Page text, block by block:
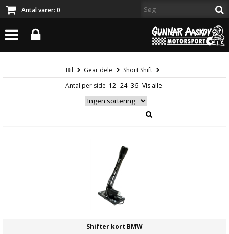
Antal varer: 0
Bil Gear dele
Short Shift
Antal per side
Shifter kort BMW